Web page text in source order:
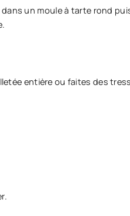
dans un moule à tarte rond
entière ou faites des